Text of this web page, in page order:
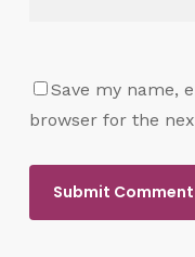
Save my name,
browser for the